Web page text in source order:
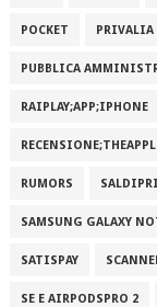
POCKET PRIVALIA
PUBBLICA
RAIPLAY;APP;IPHONE
RUMORS
SAMSUNG GALAXY
SATISPAY
SE E AIRPODSPRO 2